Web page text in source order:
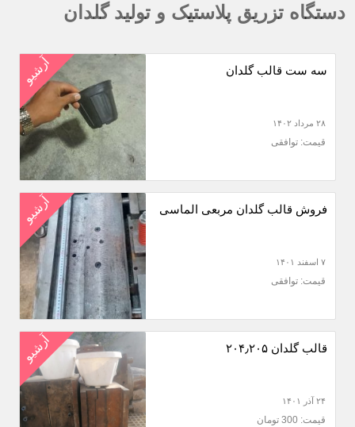
دستگاه تزریق پلاستیک و تولید گلدان
آرشیو سه ست قالب گلدان
۲۸ مرداد ۱۴۰۲
قیمت: توافقی
آرشیو فروش قالب گلدان مربعی الماسی
۷ اسفند ۱۴۰۱
قیمت: توافقی
آرشیو قالب گلدان ۲۰۴٫۲۰۵
۲۴ آذر ۱۴۰۱
قیمت: 300 تومان